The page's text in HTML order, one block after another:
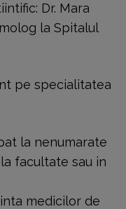
Dr. Mara
la Spitalul
pe specialitatea
la nenumarate
facultate sau in
medicilor de